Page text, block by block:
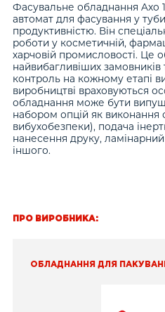
Фасувальне обладнання Axo
автомат для фасування у
продуктивністю. Він
роботи у косметичній,
харчовій промисловості. Це
найвибагливіших
контроль на кожному етапі
виробництві враховуються
обладнання може бути
набором опцій як виконання
вибухобезпеки), подача
нанесення друку, ламінарний
іншого.
ПРО ВИРОБНИКА:
ОБЛАДНАННЯ ДЛЯ